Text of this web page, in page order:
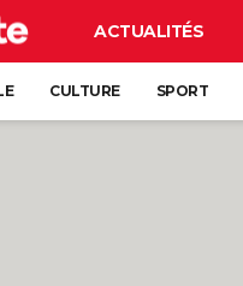
ACTUALITÉS
CULTURE SPORT